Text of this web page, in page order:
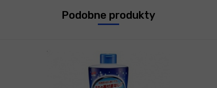
Podobne produkty